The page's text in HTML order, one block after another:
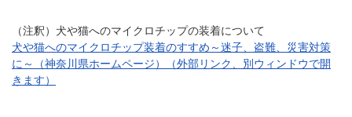
（注釈）犬や猫へのマイクロチップの装着について
犬や猫へのマイクロチップ装着のすすめ～迷子、盗難、災害対策
に～（神奈川県ホームページ）（外部リンク、別ウィンドウで開
きます）